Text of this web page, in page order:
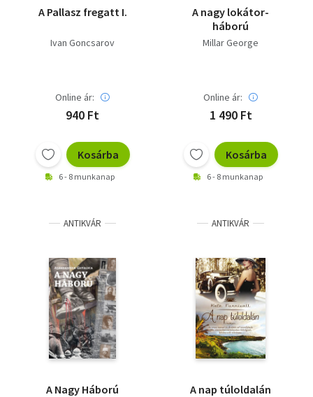
A Pallasz fregatt I.
Ivan Goncsarov
Online ár:
940 Ft
Kosárba
6 - 8 munkanap
A nagy lokátor-
háború
Millar George
Online ár:
1 490 Ft
Kosárba
6 - 8 munkanap
ANTIKVÁR
A Nagy Háború
ANTIKVÁR
A nap túloldalán